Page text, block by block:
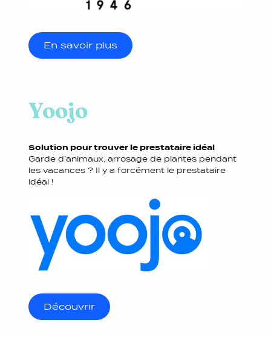
En savoir plus
Yoojo
Solution pour trouver le prestataire idéal
Garde d’animaux, arrosage de plantes pendant
les vacances ? Il y a forcément le prestataire
idéal !
Découvrir